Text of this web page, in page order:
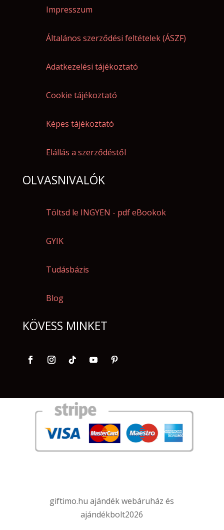
Impresszum
Általános szerződési feltételek (ÁSZF)
Adatkezelési tájékoztató
Cookie tájékoztató
Képes tájékoztató
Elállás a szerződéstől
OLVASNIVALÓK
Töltsd le INGYEN - pdf eBookok
GYIK
Tudásbázis
Blog
KÖVESS MINKET
giftimo.hu ajándék webáruház és
ajándékbolt2026